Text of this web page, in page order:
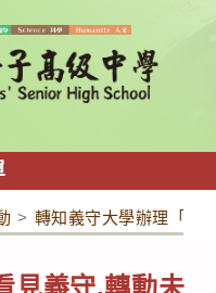
> 轉知義守大學辦理「看
見義守.轉動未